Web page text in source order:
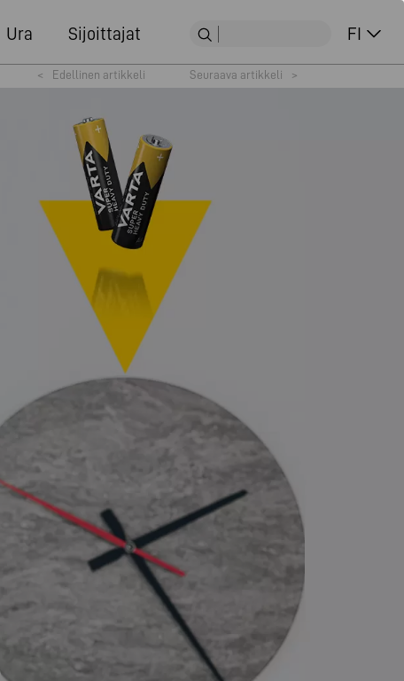
Ura Sijoittajat FI
< Edellinen artikkeli Seuraava artikkeli >